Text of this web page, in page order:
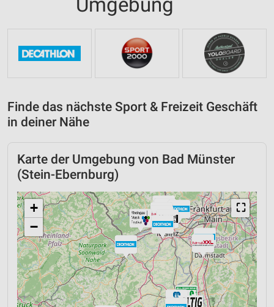
Finde das nächste Sport & Freizeit Geschäft
in deiner Nähe
Karte der Umgebung von Bad Münster
(Stein-Ebernburg)
⛶
+
−